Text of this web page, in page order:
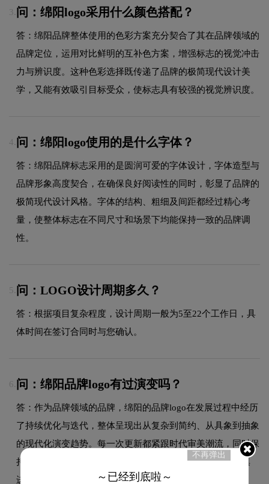
3. 问：绵阳logo采用什么颜色搭配？
答：绵阳品牌整体使用的色彩方案充分契合了其在品牌领域的
品牌定位，运用对比鲜明的互补色方案，增强标志的视觉冲击
力与辨识度。这种色彩选择既传递了品牌的极简现代设计美
学，又能有效吸引目标受众，使标志具有较强的视觉辨识度。
4. 问：绵阳logo使用的是什么字体？
答：绵阳品牌标志采用的是圆润可爱的字体设计，字体造型与
品牌形象高度契合，在确保良好阅读性的同时，彰显了品牌的
极简现代设计风格。字体的结构、粗细及间距都经过精心考
量，使整体标志在不同尺寸和场景下均能保持一致的品牌调
性。
5. 问：LOGO设计周期多久？
答：根据项目复杂程度，设计周期一般为5至22个工作日，具
体时间在签订合同时与您确认。
6. 问：绵阳品牌logo有过演变吗？
答：作为品牌领域的品牌，绵阳的品牌logo在发展过程中经历
了持续优化与迭代，整体呈现出从复杂到简约、从具象到抽象
的现代化演变趋势。每一次更新都紧跟时代审美潮流，同时保
持品牌核心识别元素的延续性，使品牌视觉形象始终与时俱
进，历久弥新。
不再弹出
～已经到底啦～